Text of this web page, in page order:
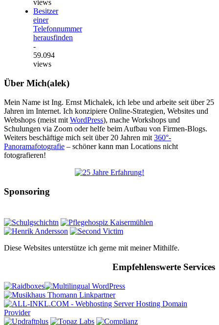
views
Besitzer
einer
Telefonnummer
herausfinden
-
59.094
views
Über Mich(alek)
Mein Name ist Ing. Ernst Michalek, ich lebe und arbeite seit über 25
Jahren im Internet. Ich konzipiere Online-Strategien, Websites und
Webshops (meist mit WordPress), mache Workshops und
Schulungen via Zoom oder helfe beim Aufbau von Firmen-Blogs.
Weiters beschäftige mich seit über 20 Jahren mit 360°-
Panoramafotografie – schöner kann man Locations nicht
fotografieren!
Sponsoring
Diese Websites unterstütze ich gerne mit meiner Mithilfe.
Empfehlenswerte Services